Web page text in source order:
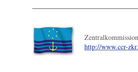
http://www.ccr-